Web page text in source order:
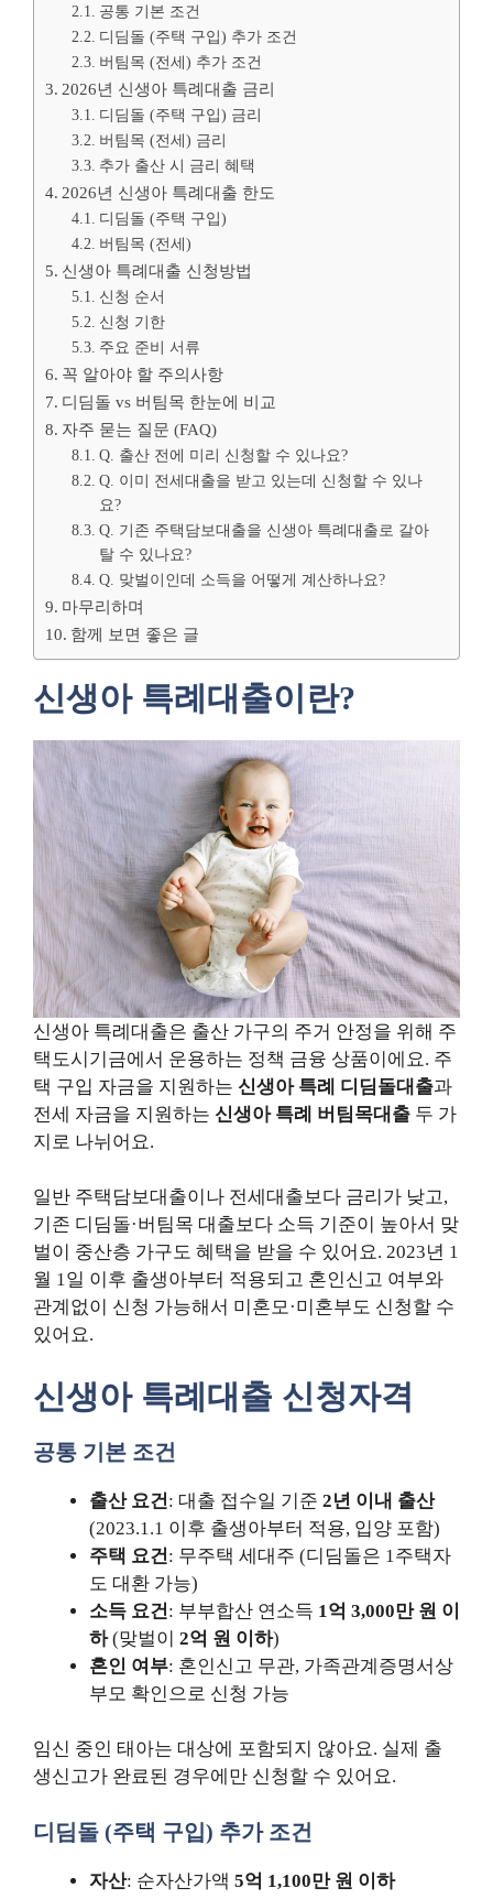
공통 기본 조건
디딤돌 (주택 구입) 추가 조건
버팀목 (전세) 추가 조건
2026년 신생아 특례대출 금리
디딤돌 (주택 구입) 금리
버팀목 (전세) 금리
추가 출산 시 금리 혜택
2026년 신생아 특례대출 한도
디딤돌 (주택 구입)
버팀목 (전세)
신생아 특례대출 신청방법
신청 순서
신청 기한
주요 준비 서류
꼭 알아야 할 주의사항
디딤돌 vs 버팀목 한눈에 비교
자주 묻는 질문 (FAQ)
Q. 출산 전에 미리 신청할 수 있나요?
Q. 이미 전세대출을 받고 있는데 신청할 수 있나
요?
Q. 기존 주택담보대출을 신생아 특례대출로 갈아
탈 수 있나요?
Q. 맞벌이인데 소득을 어떻게 계산하나요?
마무리하며
함께 보면 좋은 글
신생아 특례대출이란?
신생아 특례대출은 출산 가구의 주거 안정을 위해 주
택도시기금에서 운용하는 정책 금융 상품이에요. 주
택 구입 자금을 지원하는 신생아 특례 디딤돌대출과
전세 자금을 지원하는 신생아 특례 버팀목대출 두 가
지로 나뉘어요.
일반 주택담보대출이나 전세대출보다 금리가 낮고,
기존 디딤돌·버팀목 대출보다 소득 기준이 높아서 맞
벌이 중산층 가구도 혜택을 받을 수 있어요. 2023년 1
월 1일 이후 출생아부터 적용되고 혼인신고 여부와
관계없이 신청 가능해서 미혼모·미혼부도 신청할 수
있어요.
신생아 특례대출 신청자격
공통 기본 조건
출산 요건: 대출 접수일 기준 2년 이내 출산
(2023.1.1 이후 출생아부터 적용, 입양 포함)
주택 요건: 무주택 세대주 (디딤돌은 1주택자
도 대환 가능)
소득 요건: 부부합산 연소득 1억 3,000만 원 이
하(맞벌이 2억 원 이하)
혼인 여부: 혼인신고 무관, 가족관계증명서상
부모 확인으로 신청 가능
임신 중인 태아는 대상에 포함되지 않아요. 실제 출
생신고가 완료된 경우에만 신청할 수 있어요.
디딤돌 (주택 구입) 추가 조건
자산: 순자산가액 5억 1,100만 원 이하